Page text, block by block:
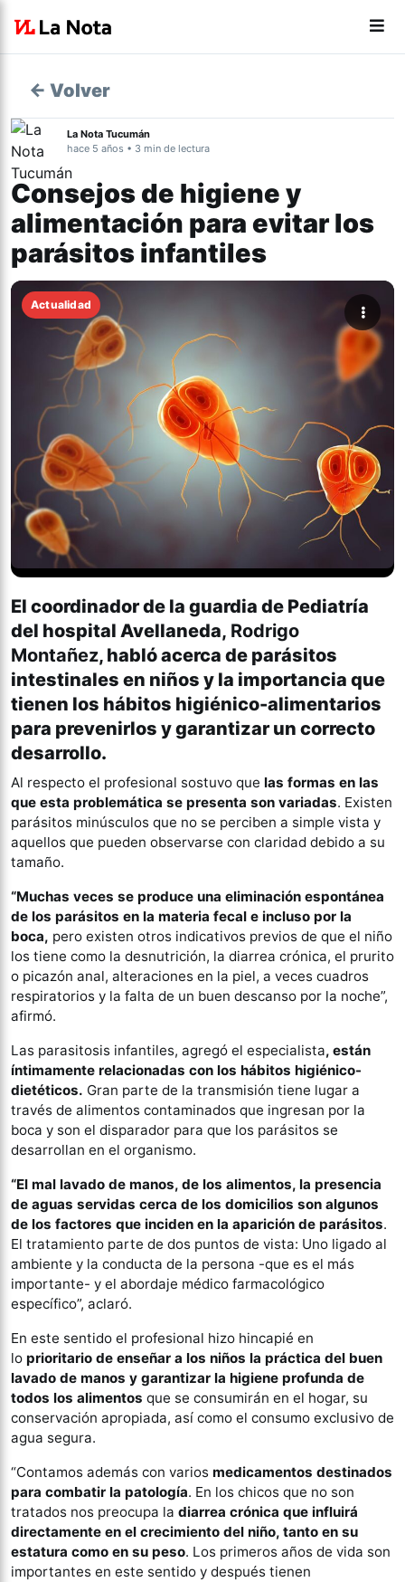
← Volver
La Nota Tucumán
hace 5 años • 3 min de lectura
Consejos de higiene y
alimentación para evitar los
parásitos infantiles
Actualidad
El coordinador de la guardia de Pediatría
del hospital Avellaneda, Rodrigo
Montañez, habló acerca de parásitos
intestinales en niños y la importancia que
tienen los hábitos higiénico-alimentarios
para prevenirlos y garantizar un correcto
desarrollo.
Al respecto el profesional sostuvo que las formas en las
que esta problemática se presenta son variadas. Existen
parásitos minúsculos que no se perciben a simple vista y
aquellos que pueden observarse con claridad debido a su
tamaño.
“Muchas veces se produce una eliminación espontánea
de los parásitos en la materia fecal e incluso por la
boca, pero existen otros indicativos previos de que el niño
los tiene como la desnutrición, la diarrea crónica, el prurito
o picazón anal, alteraciones en la piel, a veces cuadros
respiratorios y la falta de un buen descanso por la noche”,
afirmó.
Las parasitosis infantiles, agregó el especialista, están
íntimamente relacionadas con los hábitos higiénico-
dietéticos. Gran parte de la transmisión tiene lugar a
través de alimentos contaminados que ingresan por la
boca y son el disparador para que los parásitos se
desarrollan en el organismo.
“El mal lavado de manos, de los alimentos, la presencia
de aguas servidas cerca de los domicilios son algunos
de los factores que inciden en la aparición de parásitos.
El tratamiento parte de dos puntos de vista: Uno ligado al
ambiente y la conducta de la persona -que es el más
importante- y el abordaje médico farmacológico
específico”, aclaró.
En este sentido el profesional hizo hincapié en
lo prioritario de enseñar a los niños la práctica del buen
lavado de manos y garantizar la higiene profunda de
todos los alimentos que se consumirán en el hogar, su
conservación apropiada, así como el consumo exclusivo de
agua segura.
“Contamos además con varios medicamentos destinados
para combatir la patología. En los chicos que no son
tratados nos preocupa la diarrea crónica que influirá
directamente en el crecimiento del niño, tanto en su
estatura como en su peso. Los primeros años de vida son
importantes en este sentido y después tienen